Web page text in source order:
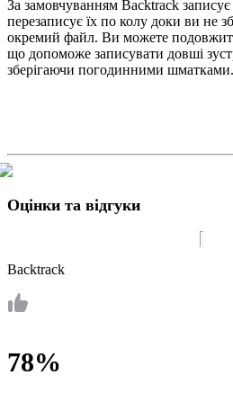
За замовчуванням Backtrack записує
перезаписує їх по колу доки ви не
окремий файл. Ви можете
що допоможе записувати довші
зберігаючи погодинними шматками.
Оцінки та відгуки
Backtrack
78%